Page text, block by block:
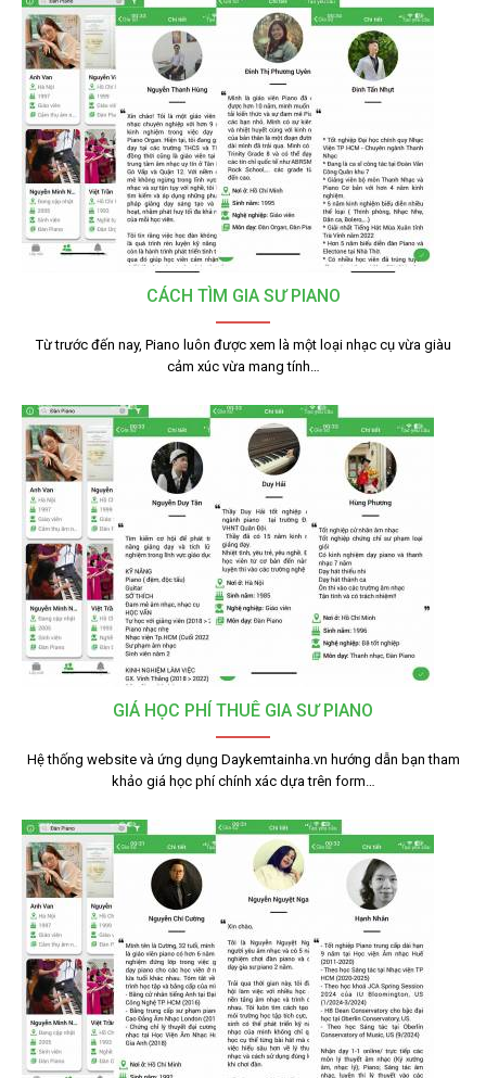
CÁCH TÌM GIA SƯ PIANO
Từ trước đến nay, Piano luôn được xem là một loại nhạc cụ vừa giàu
cảm xúc vừa mang tính…
GIÁ HỌC PHÍ THUÊ GIA SƯ PIANO
Hệ thống website và ứng dụng Daykemtainha.vn hướng dẫn bạn tham
khảo giá học phí chính xác dựa trên form…